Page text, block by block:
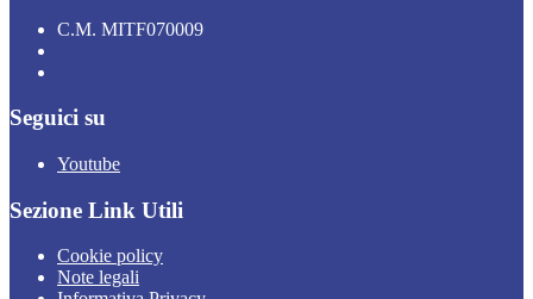
C.M. MITF070009
Seguici su
Youtube
Sezione Link Utili
Cookie policy
Note legali